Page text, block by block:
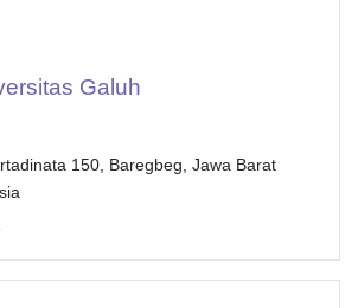
Galuh
150, Baregbeg, Jawa Barat